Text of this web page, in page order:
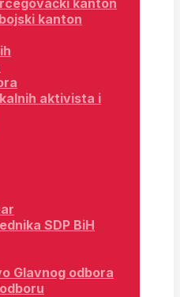
kanton
kanton
aktivista i
SDP BiH
Glavnog odbora